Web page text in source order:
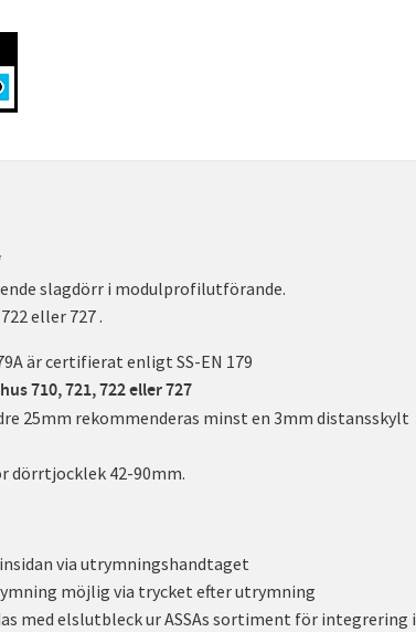
slagdörr i modulprofilutförande.
eller 727 .
är certifierat enligt SS-EN 179
710, 721, 722 eller 727
25mm rekommenderas minst en 3mm distansskylt
dörrtjocklek 42-90mm.
via utrymningshandtaget
möjlig via trycket efter utrymning
med elslutbleck ur ASSAs sortiment för integrering i